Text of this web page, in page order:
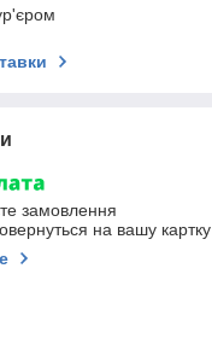
замовлення
на вашу картку